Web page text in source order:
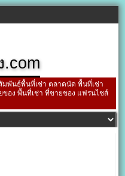
.com
มพันธ์พื้นที่เช่า ตลาดนัด พื้นที่เช่า
ของ พื้นที่เช่า ที่ขายของ แฟรนไชส์